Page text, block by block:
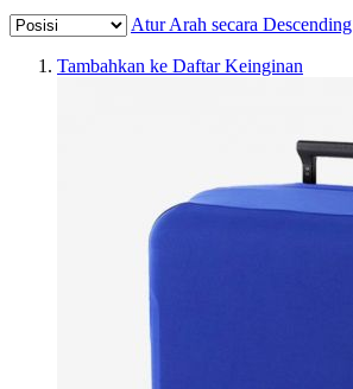
Atur Arah secara Descending
Tambahkan ke Daftar Keinginan